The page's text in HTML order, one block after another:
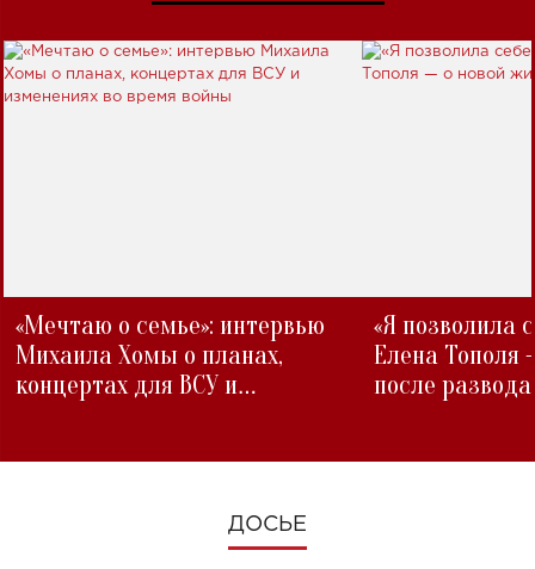
«Мечтаю о семье»: интервью
Михаила Хомы о планах,
концертах для ВСУ и
«Я позволила
Елена Тополя
после развода
ДОСЬЕ